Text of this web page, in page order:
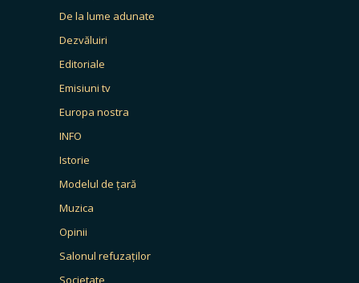
De la lume adunate
Dezvăluiri
Editoriale
Emisiuni tv
Europa nostra
INFO
Istorie
Modelul de țară
Muzica
Opinii
Salonul refuzaților
Societate